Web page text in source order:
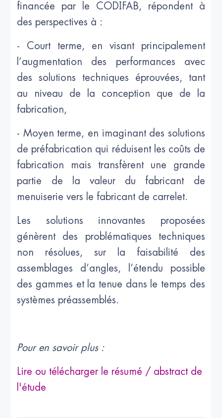
financée par le CODIFAB, répondent à
des perspectives à :
- Court terme, en visant principalement
l’augmentation des performances avec
des solutions techniques éprouvées, tant
au niveau de la conception que de la
fabrication,
- Moyen terme, en imaginant des solutions
de préfabrication qui réduisent les coûts de
fabrication mais transfèrent une grande
partie de la valeur du fabricant de
menuiserie vers le fabricant de carrelet.
Les solutions innovantes proposées
génèrent des problématiques techniques
non résolues, sur la faisabilité des
assemblages d’angles, l’étendu possible
des gammes et la tenue dans le temps des
systèmes préassemblés.
Pour en savoir plus :
Lire ou télécharger le résumé / abstract de
l'étude